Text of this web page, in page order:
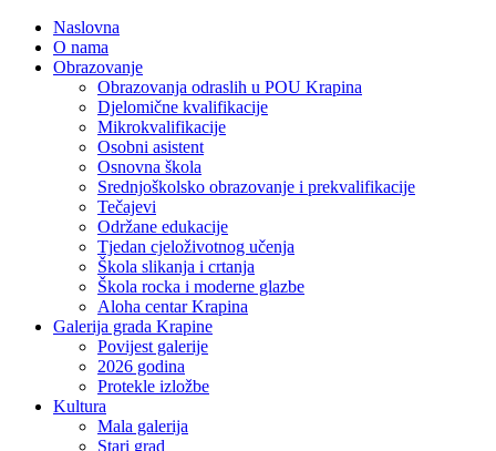
Naslovna
O nama
Obrazovanje
Obrazovanja odraslih u POU Krapina
Djelomične kvalifikacije
Mikrokvalifikacije
Osobni asistent
Osnovna škola
Srednjoškolsko obrazovanje i prekvalifikacije
Tečajevi
Održane edukacije
Tjedan cjeloživotnog učenja
Škola slikanja i crtanja
Škola rocka i moderne glazbe
Aloha centar Krapina
Galerija grada Krapine
Povijest galerije
2026 godina
Protekle izložbe
Kultura
Mala galerija
Stari grad